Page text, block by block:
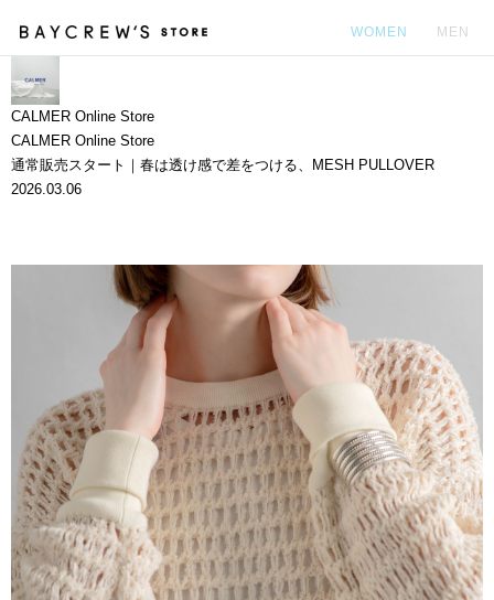
WOMEN MEN
CALMER Online Store
CALMER Online Store
通常販売スタート｜春は透け感で差をつける、MESH PULLOVER
2026.03.06